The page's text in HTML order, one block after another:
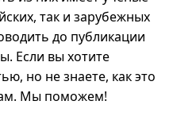
так и зарубежных
до публикации
Если вы хотите
но не знаете, как это
Мы поможем!